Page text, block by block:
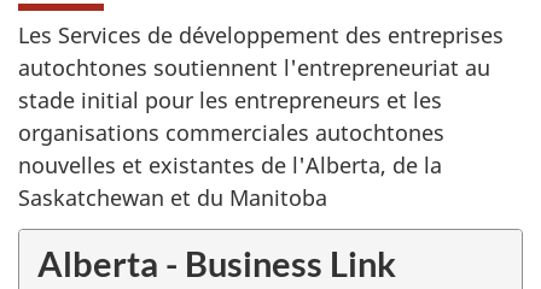
Les Services de développement des entreprises
autochtones soutiennent l'entrepreneuriat au
stade initial pour les entrepreneurs et les
organisations commerciales autochtones
nouvelles et existantes de l'Alberta, de la
Saskatchewan et du Manitoba
Alberta - Business Link